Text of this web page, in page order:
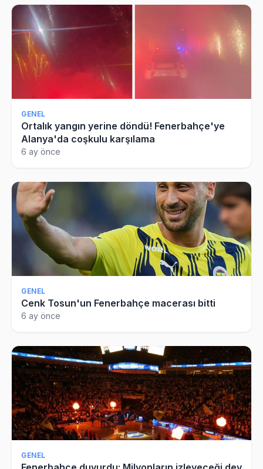
GENEL
Ortalık yangın yerine döndü! Fenerbahçe'ye
Alanya'da coşkulu karşılama
6 ay önce
GENEL
Cenk Tosun'un Fenerbahçe macerası bitti
6 ay önce
GENEL